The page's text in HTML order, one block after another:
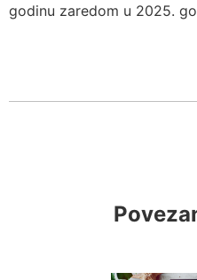
godinu zaredom u 2025.